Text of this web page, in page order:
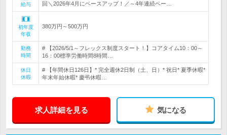
給与
回＼2026年4月にベースアップ！／～4年連続ベー…
初年度
年収
380万円～500万円
勤務
時間
# 【2026/5/1～フレックス制度スタート！】コアタイム10：00～
16：00標準労働時間8時間…
休日
休暇
# 【年間休日126日】* 完全週休2日制（土、日）* 祝日* 夏季休暇*
年末年始休暇* 慶弔休暇…
求人詳細を見る 気になる